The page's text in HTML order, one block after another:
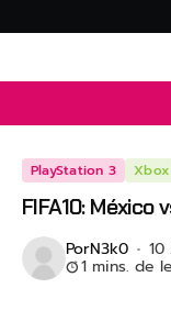
PlayStation 3
FIFA10: México
PorN3k0
1 mins. de